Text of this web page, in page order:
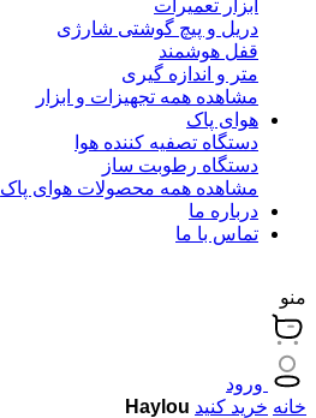
ابزار تعمیرات
دریل و پیچ گوشتی شارژی
قفل هوشمند
متر و اندازه گیری
مشاهده همه تجهیزات و ابزار
هوای پاک
دستگاه تصفیه کننده هوا
دستگاه رطوبت ساز
مشاهده همه محصولات هوای پاک
درباره ما
تماس با ما
منو
ورود
خانه خرید کنید Haylou